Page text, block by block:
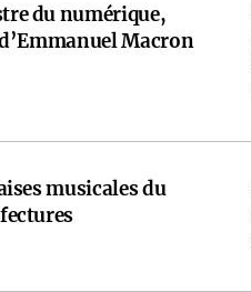
du numérique,
Macron
musicales du